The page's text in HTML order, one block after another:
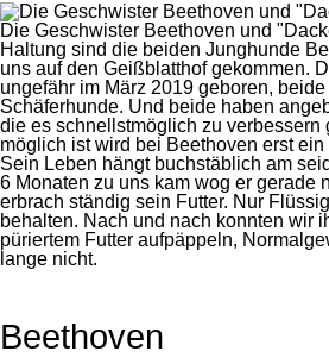
Die Geschwister Beethoven und
Haltung sind die beiden Junghunde
uns auf den Geißblatthof gekommen.
ungefähr im März 2019 geboren,
Schäferhunde. Und beide haben
die es schnellstmöglich zu verbessern
möglich ist wird bei Beethoven erst
Sein Leben hängt buchstäblich am
6 Monaten zu uns kam wog er gerade
erbrach ständig sein Futter. Nur
behalten. Nach und nach konnten wir
püriertem Futter aufpäppeln,
lange nicht.
Beethoven